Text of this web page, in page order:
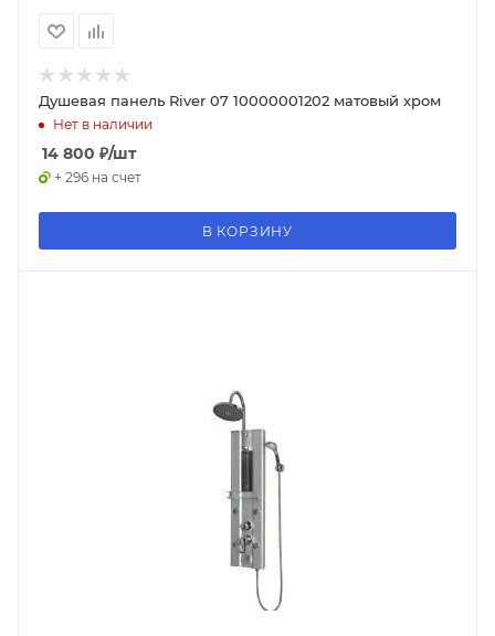
Душевая панель River 07 10000001202 матовый хром
Нет в наличии
14 800 ₽/шт
+ 296 на счет
В КОРЗИНУ